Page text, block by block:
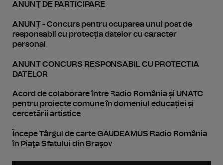
ANUNŢ DE PARTICIPARE
ANUNȚ - Concurs pentru ocuparea unui post de
responsabil cu protecția datelor cu caracter
personal
ANUNT CONCURS RESPONSABIL CU PROTECTIA
DATELOR
Acord de colaborare între Radio România și UNATC
pentru proiecte comune în domeniul educației și
cercetării artistice
Începe Târgul de carte GAUDEAMUS Radio România
în Piaţa Sfatului din Braşov